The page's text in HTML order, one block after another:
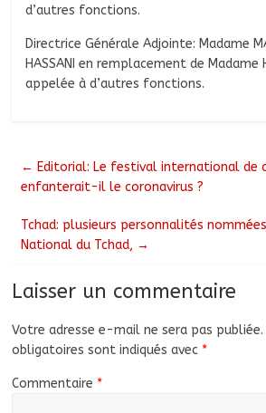
d’autres fonctions.
Directrice Générale Adjointe: Madame
HASSANI en remplacement de Madame
appelée à d’autres fonctions.
← Editorial: Le festival international de
enfanterait-il le coronavirus ?
Tchad: plusieurs personnalités
National du Tchad, →
Laisser un commentaire
Votre adresse e-mail ne sera pas publiée.
obligatoires sont indiqués avec *
Commentaire *